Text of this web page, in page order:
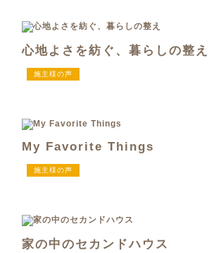
心地よさを紡ぐ、暮らしの整え
施主様の声
My Favorite Things
施主様の声
家の中のセカンドハウス